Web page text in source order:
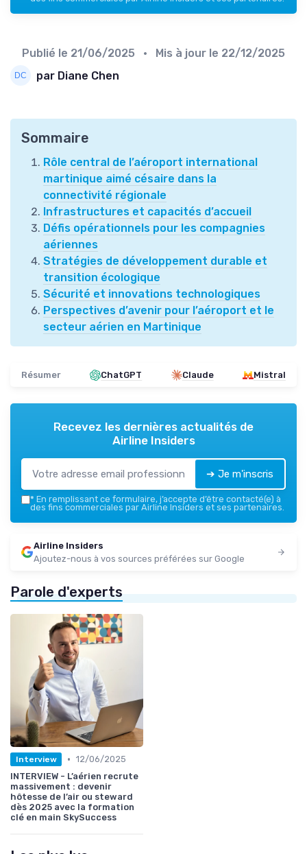
Publié le 21/06/2025 • Mis à jour le 22/12/2025
par Diane Chen
Sommaire
Rôle central de l’aéroport international
martinique aimé césaire dans la
connectivité régionale
Infrastructures et capacités d’accueil
Défis opérationnels pour les compagnies
aériennes
Stratégies de développement durable et
transition écologique
Sécurité et innovations technologiques
Perspectives d’avenir pour l’aéroport et le
secteur aérien en Martinique
Résumer ChatGPT Claude Mistral
Recevez les dernières actualités de
Airline Insiders
➔ Je m'inscris
* En remplissant ce formulaire, j’accepte d’être contacté(e) à
des fins commerciales par Airline Insiders et ses partenaires.
Airline Insiders
Ajoutez-nous à vos sources préférées sur Google
Parole d'experts
Interview • 12/06/2025
INTERVIEW - L’aérien recrute
massivement : devenir
hôtesse de l’air ou steward
dès 2025 avec la formation
clé en main SkySuccess